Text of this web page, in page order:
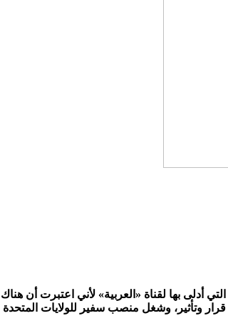
أدلى بها لقناة «العربية» لأني اعتبرت أن
وشغل منصب سفير للولايات المتحدة